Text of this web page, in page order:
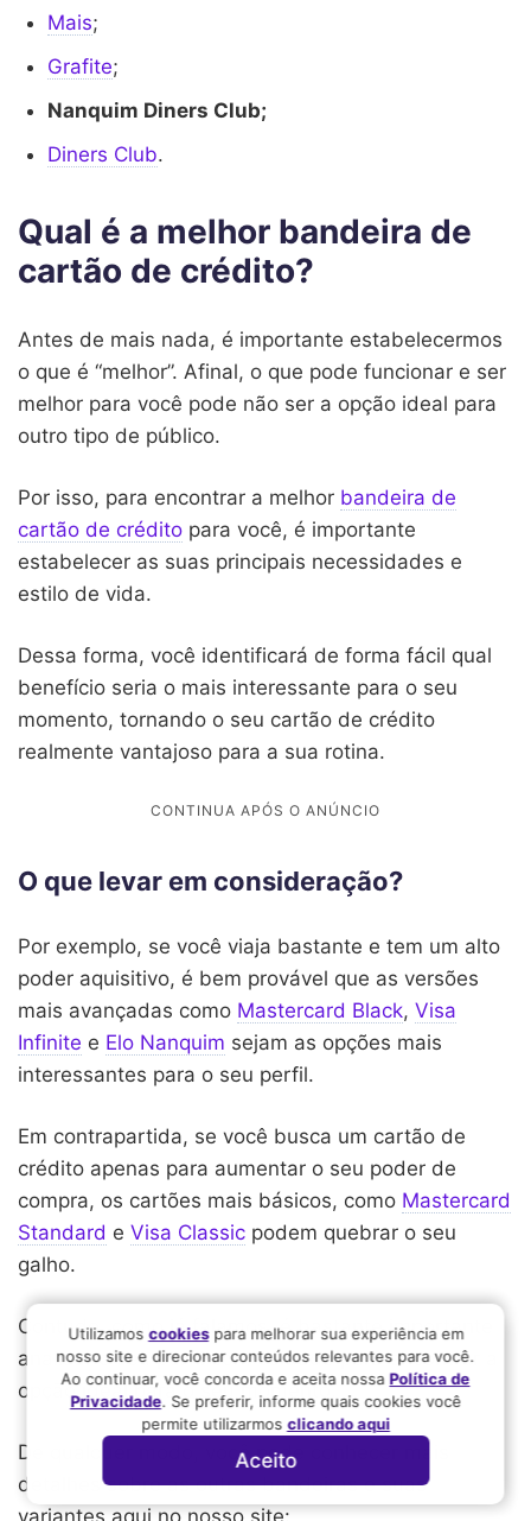
Mais;
Grafite;
Nanquim Diners Club;
Diners Club.
Qual é a melhor bandeira de
cartão de crédito?
Antes de mais nada, é importante estabelecermos
o que é “melhor”. Afinal, o que pode funcionar e ser
melhor para você pode não ser a opção ideal para
outro tipo de público.
Por isso, para encontrar a melhor bandeira de
cartão de crédito para você, é importante
estabelecer as suas principais necessidades e
estilo de vida.
Dessa forma, você identificará de forma fácil qual
benefício seria o mais interessante para o seu
momento, tornando o seu cartão de crédito
realmente vantajoso para a sua rotina.
O que levar em consideração?
Por exemplo, se você viaja bastante e tem um alto
poder aquisitivo, é bem provável que as versões
mais avançadas como Mastercard Black, Visa
Infinite e Elo Nanquim sejam as opções mais
interessantes para o seu perfil.
Em contrapartida, se você busca um cartão de
crédito apenas para aumentar o seu poder de
compra, os cartões mais básicos, como Mastercard
Standard e Visa Classic podem quebrar o seu
galho.
Contudo, como já falamos, é bastante importante
analisar o seu perfil com cuidado para encontrar a
opção ideal para o seu momento.
De qualquer modo, você pode conhecer mais
detalhes sobre as outras bandeiras e suas
variantes aqui no nosso site:
Utilizamos cookiespara melhorar sua experiência em
nosso site e direcionar conteúdos relevantes para você.
Ao continuar, você concorda e aceita nossaPolítica de
Privacidade. Se preferir, informe quais cookies você
permite utilizarmos clicando aqui
Aceito